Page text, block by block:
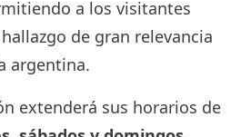
a los visitantes
de gran relevancia
argentina.
extenderá sus horarios de